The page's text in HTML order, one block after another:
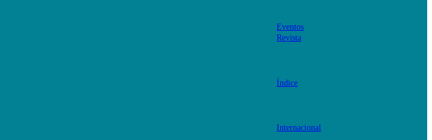
Eventos
Revista
Índice
Internacional